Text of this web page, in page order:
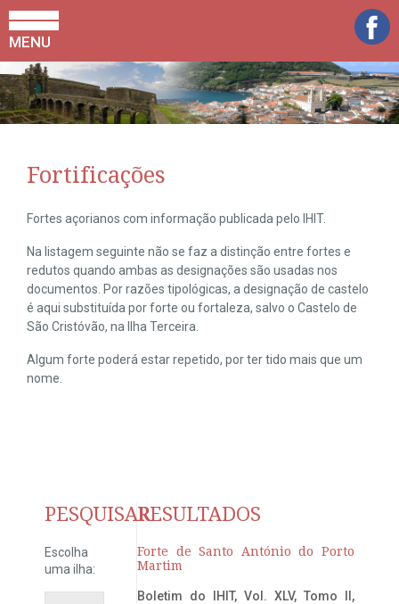
MENU
Fortificações
Fortes açorianos com informação publicada pelo IHIT.
Na listagem seguinte não se faz a distinção entre fortes e
redutos quando ambas as designações são usadas nos
documentos. Por razões tipológicas, a designação de castelo
é aqui substituída por forte ou fortaleza, salvo o Castelo de
São Cristóvão, na Ilha Terceira.
Algum forte poderá estar repetido, por ter tido mais que um
nome.
PESQUISAR
Escolha
uma ilha:
RESULTADOS
Forte de Santo António do Porto
Martim
Boletim do IHIT, Vol. XLV, Tomo II,